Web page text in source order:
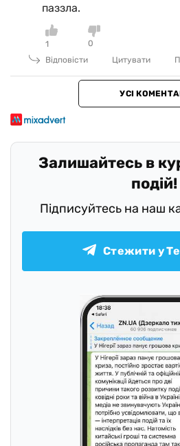
паззла.
1
0
Відповісти
Цитувати
УСІ
Залишайтесь в
подій!
Підписуйтесь на наш
Стежити у